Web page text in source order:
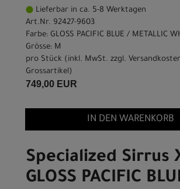
Lieferbar in ca. 5-8 Werktagen
Art.Nr. 92427-9603
Farbe: GLOSS PACIFIC BLUE / METALLIC
Grösse: M
pro Stück (inkl. MwSt. zzgl.
Grossartikel)
749,00 EUR
IN DEN WARENKORB
Specialized Sirrus
GLOSS PACIFIC